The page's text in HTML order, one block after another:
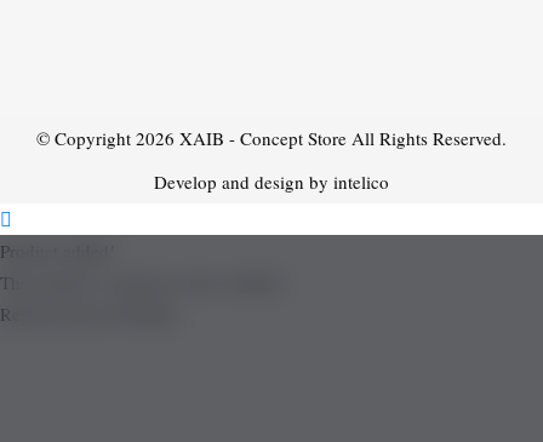
© Copyright 2026 XAIB - Concept Store All Rights Reserved.
Develop and design by intelico
Product added!
The product is already in the wishlist!
Removed from Wishlist